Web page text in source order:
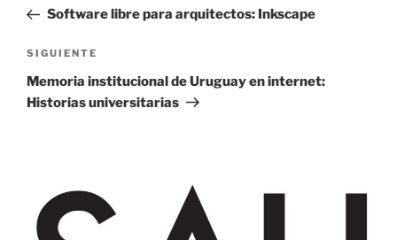
entradas
anterior:
Software libre para arquitectos: Inkscape
Siguiente
entrada
SIGUIENTE
Memoria institucional de Uruguay en internet:
Historias universitarias